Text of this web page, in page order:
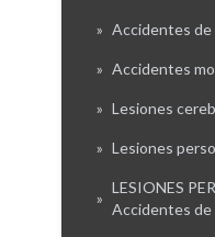
» Accidentes de
» Accidentes
» Lesiones
» Lesiones
»
LESIONES
Accidentes de